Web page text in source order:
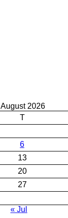
August 2026
T
6
13
20
27
« Jul